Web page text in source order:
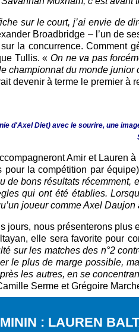
sur le court, j’ai envie de
Broadbridge – l’un de
la concurrence. Comment
Tullis. « On ne va pas
championnat du monde
devenir à terme le premier
d'Axel Diet) avec le sourire, une
Amir et Lauren
pour la compétition par
de bons résultats
qui ont été établies.
joueur comme Axel
jours, nous présenterons plus
elle sera favorite pour
sur les matches des n°2
le plus de marge possible,
les autres, en se
Serme et Grégoire
: LAUREN